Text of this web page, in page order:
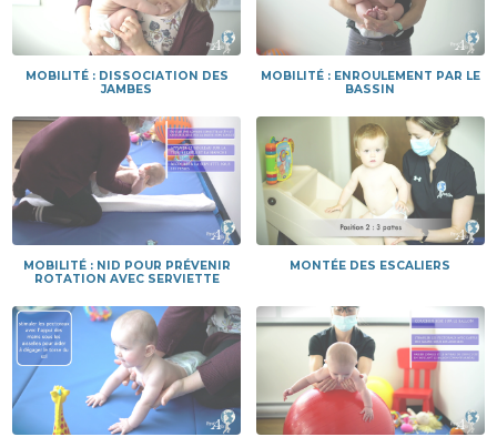
MOBILITÉ : DISSOCIATION DES
JAMBES
MOBILITÉ : ENROULEMENT PAR LE
BASSIN
MOBILITÉ : NID POUR PRÉVENIR
ROTATION AVEC SERVIETTE
MONTÉE DES ESCALIERS